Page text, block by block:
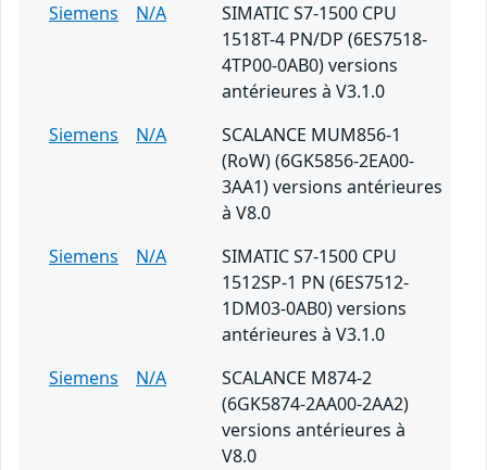
Siemens
N/A
SIMATIC S7-1500 CPU
1518T-4 PN/DP (6ES7518-
4TP00-0AB0) versions
antérieures à V3.1.0
Siemens
N/A
SCALANCE MUM856-1
(RoW) (6GK5856-2EA00-
3AA1) versions antérieures
à V8.0
Siemens
N/A
SIMATIC S7-1500 CPU
1512SP-1 PN (6ES7512-
1DM03-0AB0) versions
antérieures à V3.1.0
Siemens
N/A
SCALANCE M874-2
(6GK5874-2AA00-2AA2)
versions antérieures à
V8.0